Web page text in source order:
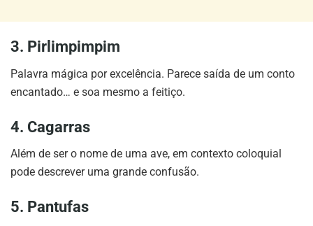
3. Pirlimpimpim
Palavra mágica por excelência. Parece saída de um conto
encantado… e soa mesmo a feitiço.
4. Cagarras
Além de ser o nome de uma ave, em contexto coloquial
pode descrever uma grande confusão.
5. Pantufas